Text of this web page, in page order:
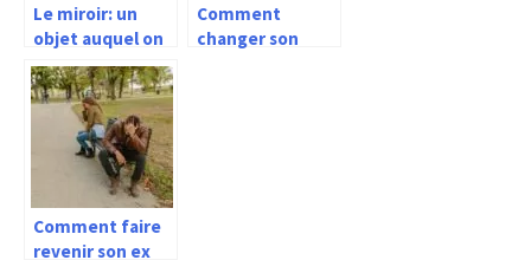
Le miroir: un
objet auquel on
ne peut se
dérober
Comment
changer son
Comment faire
revenir son ex